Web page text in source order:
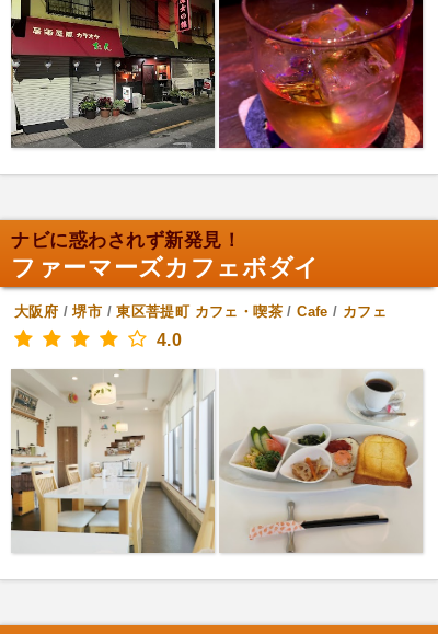
ナビに惑わされず新発見！
ファーマーズカフェボダイ
大阪府 /堺市 /東区菩提町 カフェ・喫茶/Cafe / カフェ
4.0